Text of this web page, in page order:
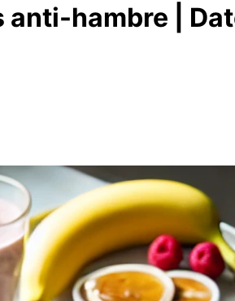
anti-hambre |